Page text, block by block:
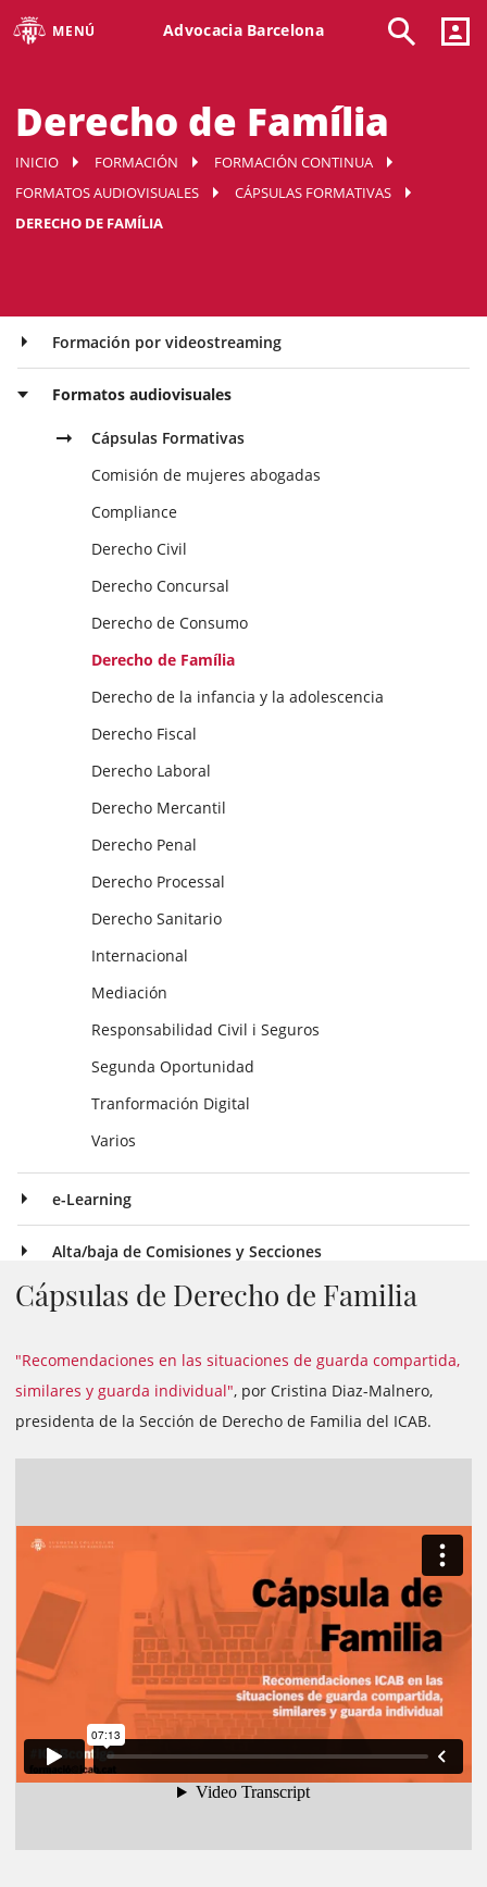
MENÚ Advocacia Barcelona
Derecho de Família
INICIO FORMACIÓN
FORMACIÓN CONTINUA
FORMATOS AUDIOVISUALES
CÁPSULAS FORMATIVAS
DERECHO DE FAMÍLIA
Formación por videostreaming
Formatos audiovisuales
Cápsulas Formativas
Comisión de mujeres abogadas
Compliance
Derecho Civil
Derecho Concursal
Derecho de Consumo
Derecho de Família
Derecho de la infancia y la adolescencia
Derecho Fiscal
Derecho Laboral
Derecho Mercantil
Derecho Penal
Derecho Processal
Derecho Sanitario
Internacional
Mediación
Responsabilidad Civil i Seguros
Segunda Oportunidad
Tranformación Digital
Varios
e-Learning
Alta/baja de Comisiones y Secciones
Cápsulas de Derecho de Familia
"Recomendaciones en las situaciones de guarda compartida,
similares y guarda individual", por Cristina Diaz-Malnero,
presidenta de la Sección de Derecho de Familia del ICAB.